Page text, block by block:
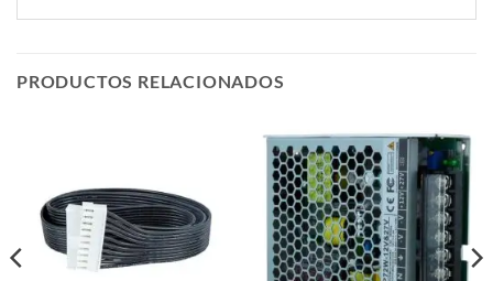
PRODUCTOS RELACIONADOS